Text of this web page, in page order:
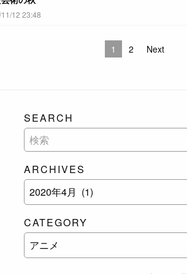
12 23:48
1 2 Next
SEARCH
ARCHIVES
CATEGORY